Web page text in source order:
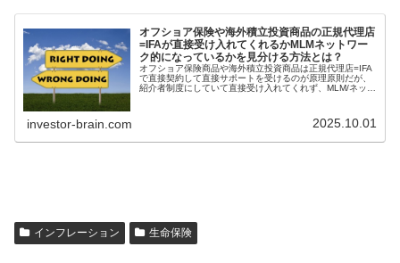
オフショア保険や海外積立投資商品の正規代理店
=IFAが直接受け入れてくれるかMLMネットワー
ク的になっているかを見分ける方法とは？
オフショア保険商品や海外積立投資商品は正規代理店=IFA
で直接契約して直接サポートを受けるのが原理原則だが、
紹介者制度にしていて直接受け入れてくれず、MLM/ネット
investor-brain.com 2025.10.01
インフレーション 生命保険